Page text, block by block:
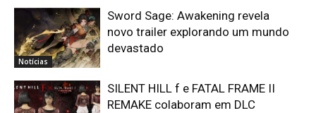
Notícias
Sword Sage: Awakening revela
novo trailer explorando um mundo
devastado
SILENT HILL f e FATAL FRAME II
REMAKE colaboram em DLC